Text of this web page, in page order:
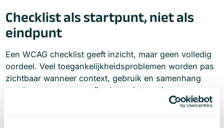
Checklist als startpunt, niet als
eindpunt
Een WCAG checklist geeft inzicht, maar geen volledig
oordeel. Veel toegankelijkheidsproblemen worden pas
zichtbaar wanneer context, gebruik en samenhang
worden meegenomen. Denk aan interacties over
meerdere stappen, dynamische content of combinaties